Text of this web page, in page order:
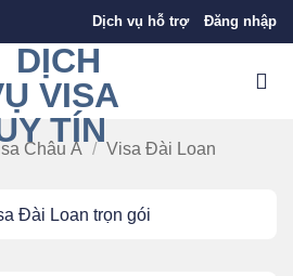
Dịch vụ hỗ trợ Đăng nhập
Châu Á / Visa Đài Loan